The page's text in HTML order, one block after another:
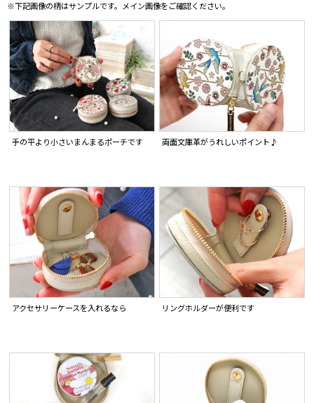
※下記画像の柄はサンプルです。メイン画像をご確認ください。
手の平より小さいまんまるポーチです 両面文庫革がうれしいポイント♪
アクセサリーケースを入れるなら リングホルダーが便利です